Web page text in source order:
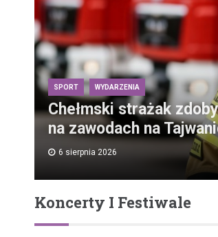
SPORT WYDARZENIA
Chełmski strażak
na zawodach na
6 sierpnia 2026
Koncerty I Festiwale